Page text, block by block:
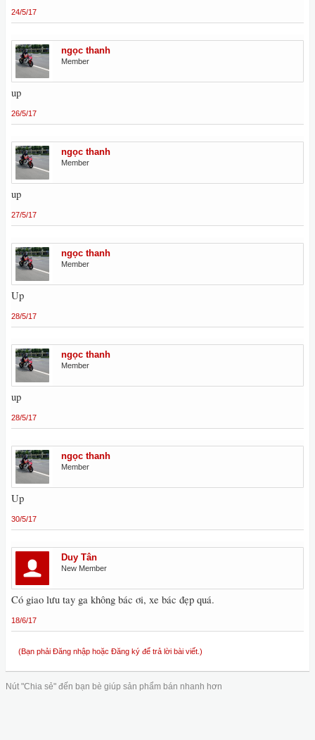
24/5/17
ngọc thanh
Member
up
26/5/17
ngọc thanh
Member
up
27/5/17
ngọc thanh
Member
Up
28/5/17
ngọc thanh
Member
up
28/5/17
ngọc thanh
Member
Up
30/5/17
Duy Tân
New Member
Có giao lưu tay ga không bác ơi, xe bác đẹp quá.
18/6/17
(Bạn phải Đăng nhập hoặc Đăng ký để trả lời bài viết.)
Nút "Chia sẻ" đến bạn bè giúp sản phẩm bán nhanh hơn